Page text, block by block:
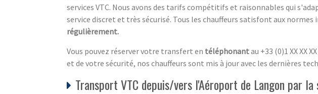
services VTC. Nous avons des tarifs compétitifs et raisonnables qui
service discret et très sécurisé. Tous les chauffeurs satisfont aux
régulièrement.
Vous pouvez réserver votre transfert en téléphonantau +33 (0)1 XX XX
et de votre sécurité, nos chauffeurs sont mis à jour avec les dernières
Transport VTC depuis/vers l'Aéroport de Langon par